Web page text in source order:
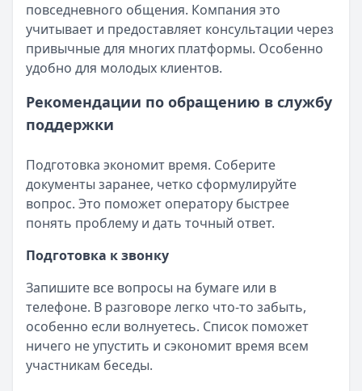
повседневного общения. Компания это
учитывает и предоставляет консультации через
привычные для многих платформы. Особенно
удобно для молодых клиентов.
Рекомендации по обращению в службу
поддержки
Подготовка экономит время. Соберите
документы заранее, четко сформулируйте
вопрос. Это поможет оператору быстрее
понять проблему и дать точный ответ.
Подготовка к звонку
Запишите все вопросы на бумаге или в
телефоне. В разговоре легко что-то забыть,
особенно если волнуетесь. Список поможет
ничего не упустить и сэкономит время всем
участникам беседы.